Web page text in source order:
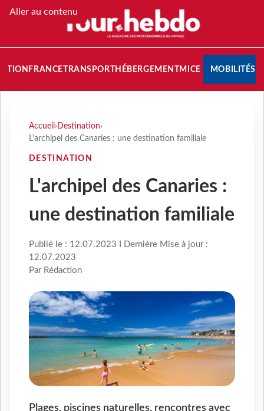
Aller au contenu
FRANCETRANSPORT HÉBERGEMENTMICE MOBILITÉS
Accueil › Destination›
L'archipel des Canaries : une destination familiale
DESTINATION
L'archipel des Canaries :
une destination familiale
Publié le : 12.07.2023 I Dernière Mise à jour :
12.07.2023
Par Rédaction
Plages, piscines naturelles, rencontres avec